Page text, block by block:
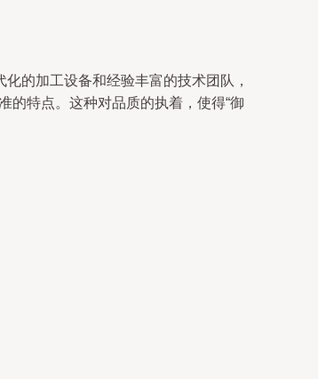
的加工设备和经验丰富的技术团队，
特点。这种对品质的执着，使得“御